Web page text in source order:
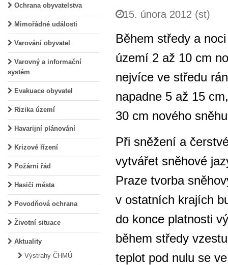
Ochrana obyvatelstva
Mimořádné události
Varování obyvatel
Varovný a informační
systém
Evakuace obyvatel
Rizika území
Havarijní plánování
Krizové řízení
Požární řád
Hasiči města
Povodňová ochrana
Životní situace
Aktuality
Výstrahy ČHMÚ
15. února 2012 (st)
Během středy a
území 2 až 10 cm
nejvíce ve středu
napadne 5 až 15
30 cm nového
Při sněžení a
vytvářet sněhové
Praze tvorba
v ostatních krajích
do konce platnosti
během středy
teplot pod nulu se